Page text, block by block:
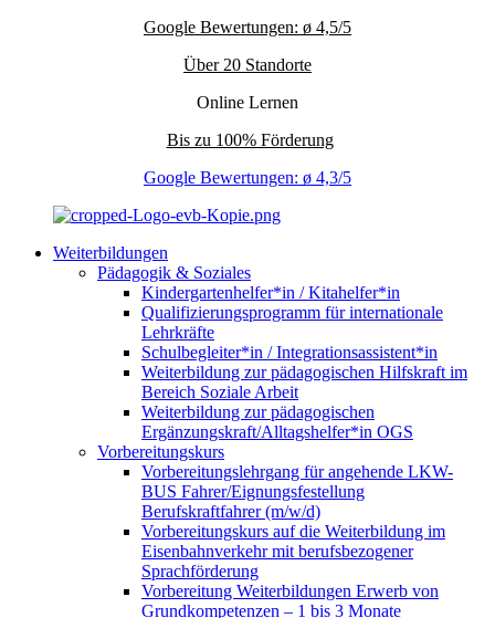
Google Bewertungen: ø 4,5/5
Über 20 Standorte
Online Lernen
Bis zu 100% Förderung
Google Bewertungen: ø 4,3/5
Weiterbildungen
Pädagogik & Soziales
Kindergartenhelfer*in / Kitahelfer*in
Qualifizierungsprogramm für internationale
Lehrkräfte
Schulbegleiter*in / Integrationsassistent*in
Weiterbildung zur pädagogischen Hilfskraft im
Bereich Soziale Arbeit
Weiterbildung zur pädagogischen
Ergänzungskraft/Alltagshelfer*in OGS
Vorbereitungskurs
Vorbereitungslehrgang für angehende LKW-
BUS Fahrer/Eignungsfestellung
Berufskraftfahrer (m/w/d)
Vorbereitungskurs auf die Weiterbildung im
Eisenbahnverkehr mit berufsbezogener
Sprachförderung
Vorbereitung Weiterbildungen Erwerb von
Grundkompetenzen – 1 bis 3 Monate